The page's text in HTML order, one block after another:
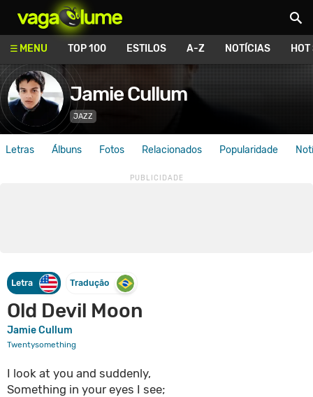
MENU TOP 100 ESTILOS A-Z NOTÍCIAS
Jamie Cullum
JAZZ
Letras Álbuns Fotos Relacionados Popularidade
Letra Tradução
Old Devil Moon
Jamie Cullum
Twentysomething
I look at you and suddenly,
Something in your eyes I see;